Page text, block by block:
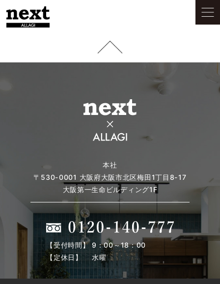
本社
〒530-0001 大阪府大阪市北区梅田1丁目8-17
大阪第一生命ビルディング1F
【受付時間】 9：00～18：00
【定休日】 水曜